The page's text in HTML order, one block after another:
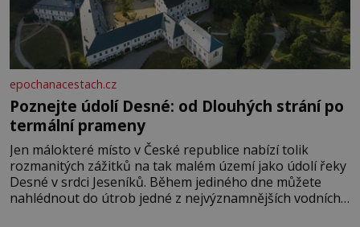
epochanacestach.cz
Poznejte údolí Desné: od Dlouhých strání po
termální prameny
Jen málokteré místo v České republice nabízí tolik
rozmanitých zážitků na tak malém území jako údolí řeky
Desné v srdci Jeseníků. Během jediného dne můžete
nahlédnout do útrob jedné z nejvýznamnějších vodních